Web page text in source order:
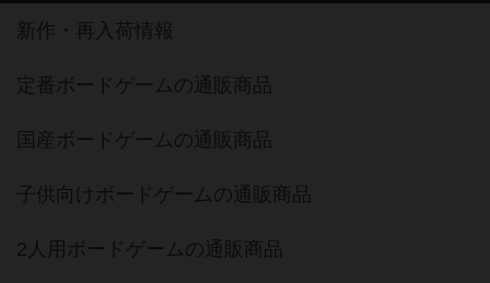
新作・再入荷情報
定番ボードゲームの通販商品
国産ボードゲームの通販商品
子供向けボードゲームの通販商品
2人用ボードゲームの通販商品